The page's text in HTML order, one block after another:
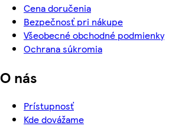
Cena doručenia
Bezpečnosť pri nákupe
Všeobecné obchodné podmienky
Ochrana súkromia
O nás
Prístupnosť
Kde dovážame